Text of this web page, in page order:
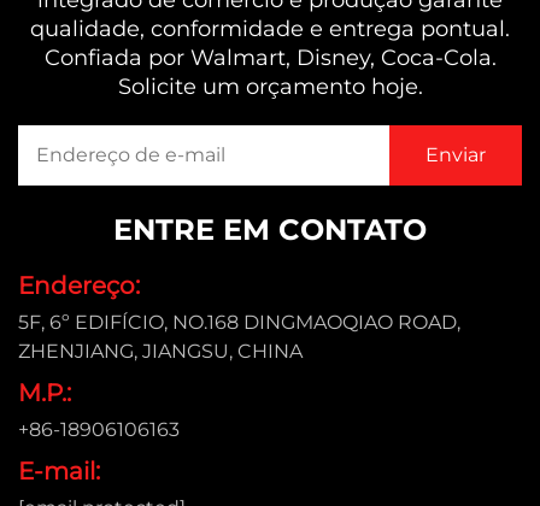
qualidade, conformidade e entrega pontual.
Confiada por Walmart, Disney, Coca-Cola.
Solicite um orçamento hoje.
ENTRE EM CONTATO
Endereço:
5F, 6º EDIFÍCIO, NO.168 DINGMAOQIAO ROAD,
ZHENJIANG, JIANGSU, CHINA
M.P.:
+86-18906106163
E-mail: